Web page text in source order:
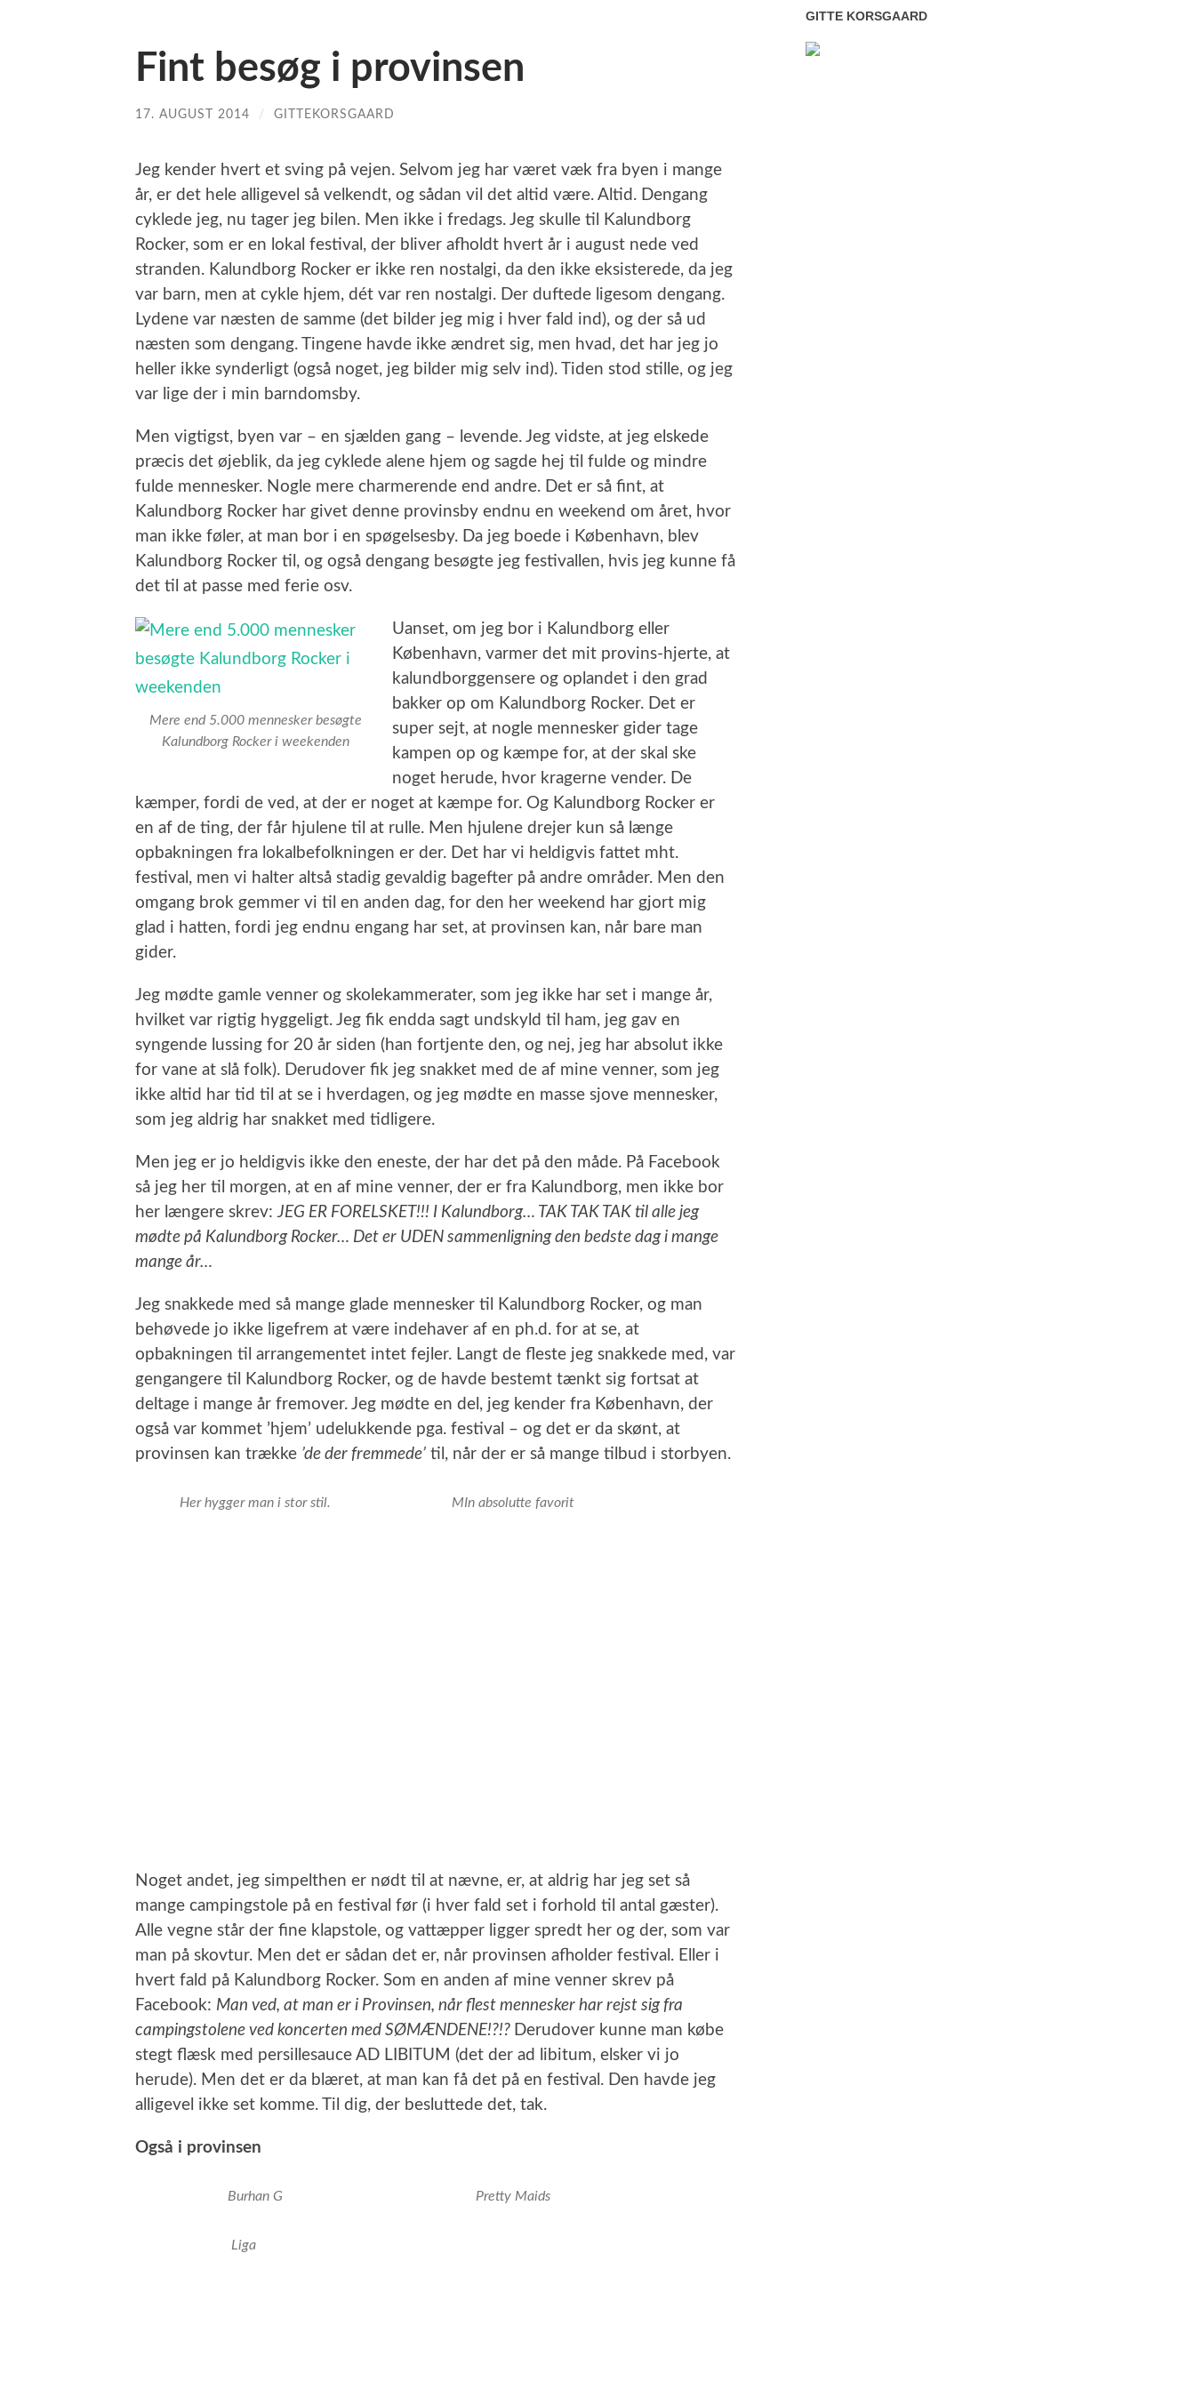
Fint besøg i provinsen
17. AUGUST 2014 / GITTEKORSGAARD
Jeg kender hvert et sving på vejen. Selvom jeg har været væk fra byen i mange
år, er det hele alligevel så velkendt, og sådan vil det altid være. Altid. Dengang
cyklede jeg, nu tager jeg bilen. Men ikke i fredags. Jeg skulle til Kalundborg
Rocker, som er en lokal festival, der bliver afholdt hvert år i august nede ved
stranden. Kalundborg Rocker er ikke ren nostalgi, da den ikke eksisterede, da jeg
var barn, men at cykle hjem, dét var ren nostalgi. Der duftede ligesom dengang.
Lydene var næsten de samme (det bilder jeg mig i hver fald ind), og der så ud
næsten som dengang. Tingene havde ikke ændret sig, men hvad, det har jeg jo
heller ikke synderligt (også noget, jeg bilder mig selv ind). Tiden stod stille, og jeg
var lige der i min barndomsby.
Men vigtigst, byen var – en sjælden gang – levende. Jeg vidste, at jeg elskede
præcis det øjeblik, da jeg cyklede alene hjem og sagde hej til fulde og mindre
fulde mennesker. Nogle mere charmerende end andre. Det er så fint, at
Kalundborg Rocker har givet denne provinsby endnu en weekend om året, hvor
man ikke føler, at man bor i en spøgelsesby. Da jeg boede i København, blev
Kalundborg Rocker til, og også dengang besøgte jeg festivallen, hvis jeg kunne få
det til at passe med ferie osv.
Mere end 5.000 mennesker besøgte
Kalundborg Rocker i weekenden
Uanset, om jeg bor i Kalundborg eller
København, varmer det mit provins-hjerte, at
kalundborggensere og oplandet i den grad
bakker op om Kalundborg Rocker. Det er
super sejt, at nogle mennesker gider tage
kampen op og kæmpe for, at der skal ske
noget herude, hvor kragerne vender. De
kæmper, fordi de ved, at der er noget at kæmpe for. Og Kalundborg Rocker er
en af de ting, der får hjulene til at rulle. Men hjulene drejer kun så længe
opbakningen fra lokalbefolkningen er der. Det har vi heldigvis fattet mht.
festival, men vi halter altså stadig gevaldig bagefter på andre områder. Men den
omgang brok gemmer vi til en anden dag, for den her weekend har gjort mig
glad i hatten, fordi jeg endnu engang har set, at provinsen kan, når bare man
gider.
Jeg mødte gamle venner og skolekammerater, som jeg ikke har set i mange år,
hvilket var rigtig hyggeligt. Jeg fik endda sagt undskyld til ham, jeg gav en
syngende lussing for 20 år siden (han fortjente den, og nej, jeg har absolut ikke
for vane at slå folk). Derudover fik jeg snakket med de af mine venner, som jeg
ikke altid har tid til at se i hverdagen, og jeg mødte en masse sjove mennesker,
som jeg aldrig har snakket med tidligere.
Men jeg er jo heldigvis ikke den eneste, der har det på den måde. På Facebook
så jeg her til morgen, at en af mine venner, der er fra Kalundborg, men ikke bor
her længere skrev:JEG ER FORELSKET!!! I Kalundborg… TAK TAK TAK til alle jeg
mødte på Kalundborg Rocker… Det er UDEN sammenligning den bedste dag i mange
mange år…
Jeg snakkede med så mange glade mennesker til Kalundborg Rocker, og man
behøvede jo ikke ligefrem at være indehaver af en ph.d. for at se, at
opbakningen til arrangementet intet fejler. Langt de fleste jeg snakkede med, var
gengangere til Kalundborg Rocker, og de havde bestemt tænkt sig fortsat at
deltage i mange år fremover. Jeg mødte en del, jeg kender fra København, der
også var kommet ’hjem’ udelukkende pga. festival – og det er da skønt, at
provinsen kan trække ’de der fremmede’ til, når der er så mange tilbud i storbyen.
Her hygger man i stor stil. MIn absolutte favorit
Noget andet, jeg simpelthen er nødt til at nævne, er, at aldrig har jeg set så
mange campingstole på en festival før (i hver fald set i forhold til antal gæster).
Alle vegne står der fine klapstole, og vattæpper ligger spredt her og der, som var
man på skovtur. Men det er sådan det er, når provinsen afholder festival. Eller i
hvert fald på Kalundborg Rocker. Som en anden af mine venner skrev på
Facebook: Man ved, at man er i Provinsen, når flest mennesker har rejst sig fra
campingstolene ved koncerten med SØMÆNDENE!?!? Derudover kunne man købe
stegt flæsk med persillesauce AD LIBITUM (det der ad libitum, elsker vi jo
herude). Men det er da blæret, at man kan få det på en festival. Den havde jeg
alligevel ikke set komme. Til dig, der besluttede det, tak.
Også i provinsen
Burhan G Pretty Maids
Liga
GITTE KORSGAARD